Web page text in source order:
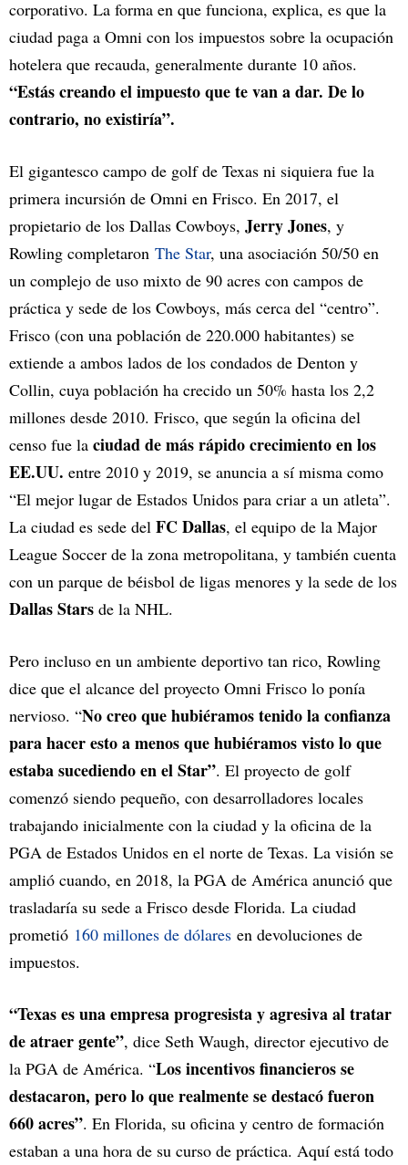
corporativo. La forma en que funciona, explica, es que la
ciudad paga a Omni con los impuestos sobre la ocupación
hotelera que recauda, generalmente durante 10 años.
“Estás creando el impuesto que te van a dar. De lo
contrario, no existiría”.
El gigantesco campo de golf de Texas ni siquiera fue la
primera incursión de Omni en Frisco. En 2017, el
propietario de los Dallas Cowboys, Jerry Jones, y
Rowling completaron The Star, una asociación 50/50 en
un complejo de uso mixto de 90 acres con campos de
práctica y sede de los Cowboys, más cerca del “centro”.
Frisco (con una población de 220.000 habitantes) se
extiende a ambos lados de los condados de Denton y
Collin, cuya población ha crecido un 50% hasta los 2,2
millones desde 2010. Frisco, que según la oficina del
censo fue la ciudad de más rápido crecimiento en los
EE.UU. entre 2010 y 2019, se anuncia a sí misma como
“El mejor lugar de Estados Unidos para criar a un atleta”.
La ciudad es sede del FC Dallas, el equipo de la Major
League Soccer de la zona metropolitana, y también cuenta
con un parque de béisbol de ligas menores y la sede de los
Dallas Stars de la NHL.
Pero incluso en un ambiente deportivo tan rico, Rowling
dice que el alcance del proyecto Omni Frisco lo ponía
nervioso. “No creo que hubiéramos tenido la confianza
para hacer esto a menos que hubiéramos visto lo que
estaba sucediendo en el Star”. El proyecto de golf
comenzó siendo pequeño, con desarrolladores locales
trabajando inicialmente con la ciudad y la oficina de la
PGA de Estados Unidos en el norte de Texas. La visión se
amplió cuando, en 2018, la PGA de América anunció que
trasladaría su sede a Frisco desde Florida. La ciudad
prometió 160 millones de dólares en devoluciones de
impuestos.
“Texas es una empresa progresista y agresiva al tratar
de atraer gente”, dice Seth Waugh, director ejecutivo de
la PGA de América. “Los incentivos financieros se
destacaron, pero lo que realmente se destacó fueron
660 acres”. En Florida, su oficina y centro de formación
estaban a una hora de su curso de práctica. Aquí está todo